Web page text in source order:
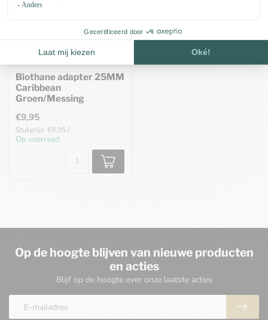
Biothane adapter 25MM
Caribbean
Groen/Messing
€9,95
Stukprijs: €9,95 /
Op voorraad
Op de hoogte blijven van nieuwe producten
en acties
Blijf op de hoogte over onze laatste acties